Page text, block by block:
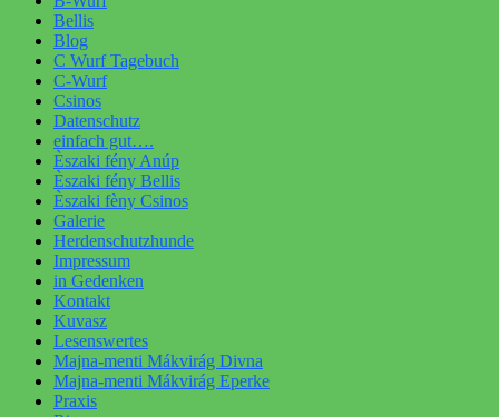
Bellis
Blog
C Wurf Tagebuch
C-Wurf
Csinos
Datenschutz
einfach gut….
Èszaki fény Anúp
Èszaki fény Bellis
Èszaki fèny Csinos
Galerie
Herdenschutzhunde
Impressum
in Gedenken
Kontakt
Kuvasz
Lesenswertes
Majna-menti Mákvirág Divna
Majna-menti Mákvirág Eperke
Praxis